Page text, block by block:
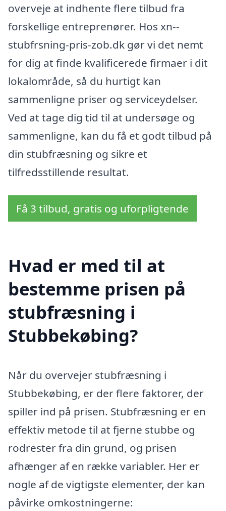
overveje at indhente flere tilbud fra
forskellige entreprenører. Hos xn--
stubfrsning-pris-zob.dk gør vi det nemt
for dig at finde kvalificerede firmaer i dit
lokalområde, så du hurtigt kan
sammenligne priser og serviceydelser.
Ved at tage dig tid til at undersøge og
sammenligne, kan du få et godt tilbud på
din stubfræsning og sikre et
tilfredsstillende resultat.
Få 3 tilbud, gratis og uforpligtende
Hvad er med til at
bestemme prisen på
stubfræsning i
Stubbekøbing?
Når du overvejer stubfræsning i
Stubbekøbing, er der flere faktorer, der
spiller ind på prisen. Stubfræsning er en
effektiv metode til at fjerne stubbe og
rodrester fra din grund, og prisen
afhænger af en række variabler. Her er
nogle af de vigtigste elementer, der kan
påvirke omkostningerne: